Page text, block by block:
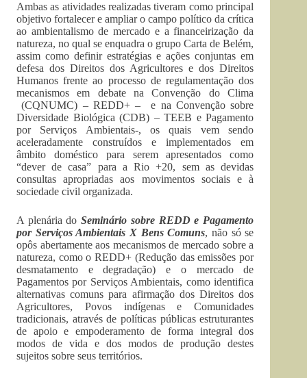
Ambas as atividades realizadas tiveram como principal
objetivo fortalecer e ampliar o campo político da crítica
ao ambientalismo de mercado e a financeirização da
natureza, no qual se enquadra o grupo Carta de Belém,
assim como definir estratégias e ações conjuntas em
defesa dos Direitos dos Agricultores e dos Direitos
Humanos frente ao processo de regulamentação dos
mecanismos em debate na Convenção do Clima
(CQNUMC) – REDD+ – e na Convenção sobre
Diversidade Biológica (CDB) – TEEB e Pagamento
por Serviços Ambientais-, os quais vem sendo
aceleradamente construídos e implementados em
âmbito doméstico para serem apresentados como
“dever de casa” para a Rio +20, sem as devidas
consultas apropriadas aos movimentos sociais e à
sociedade civil organizada.
A plenária doSeminário sobre REDD e Pagamento
por Serviços Ambientais X Bens Comuns, não só se
opôs abertamente aos mecanismos de mercado sobre a
natureza, como o REDD+ (Redução das emissões por
desmatamento e degradação) e o mercado de
Pagamentos por Serviços Ambientais, como identifica
alternativas comuns para afirmação dos Direitos dos
Agricultores, Povos indígenas e Comunidades
tradicionais, através de políticas públicas estruturantes
de apoio e empoderamento de forma integral dos
modos de vida e dos modos de produção destes
sujeitos sobre seus territórios.